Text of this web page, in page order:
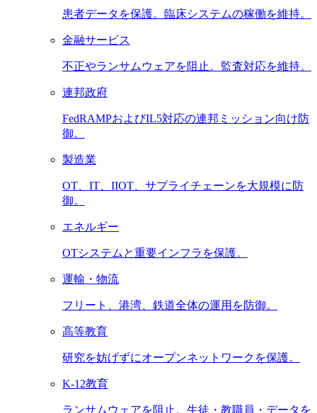
患者データを保護。臨床システムの稼働を維持。
金融サービス
不正やランサムウェアを阻止。監査対応を維持。
連邦政府
FedRAMPおよびIL5対応の連邦ミッション向け防
御。
製造業
OT、IT、IIOT、サプライチェーンを大規模に防
御。
エネルギー
OTシステムと重要インフラを保護。
運輸・物流
フリート、港湾、鉄道全体の運用を防御。
高等教育
研究を妨げずにオープンネットワークを保護。
K-12教育
ランサムウェアを阻止。生徒・教職員・データを